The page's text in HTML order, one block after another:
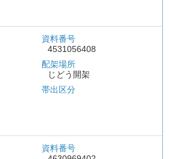
資料番号
4531056408
配架場所
じどう開架
帯出区分
資料番号